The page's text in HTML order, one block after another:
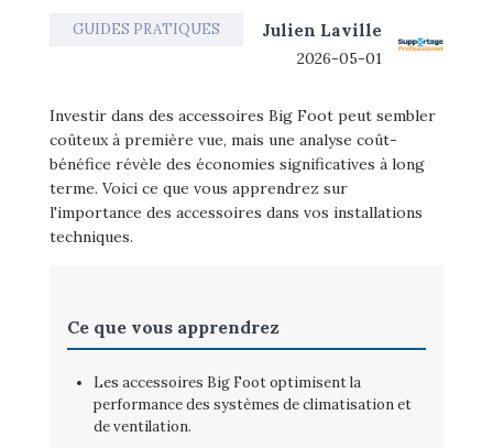
GUIDES PRATIQUES Julien Laville
2026-05-01
Investir dans des accessoires Big Foot peut sembler
coûteux à première vue, mais une analyse coût-
bénéfice révèle des économies significatives à long
terme. Voici ce que vous apprendrez sur
l'importance des accessoires dans vos installations
techniques.
Ce que vous apprendrez
Les accessoires Big Foot optimisent la
performance des systèmes de climatisation et
de ventilation.